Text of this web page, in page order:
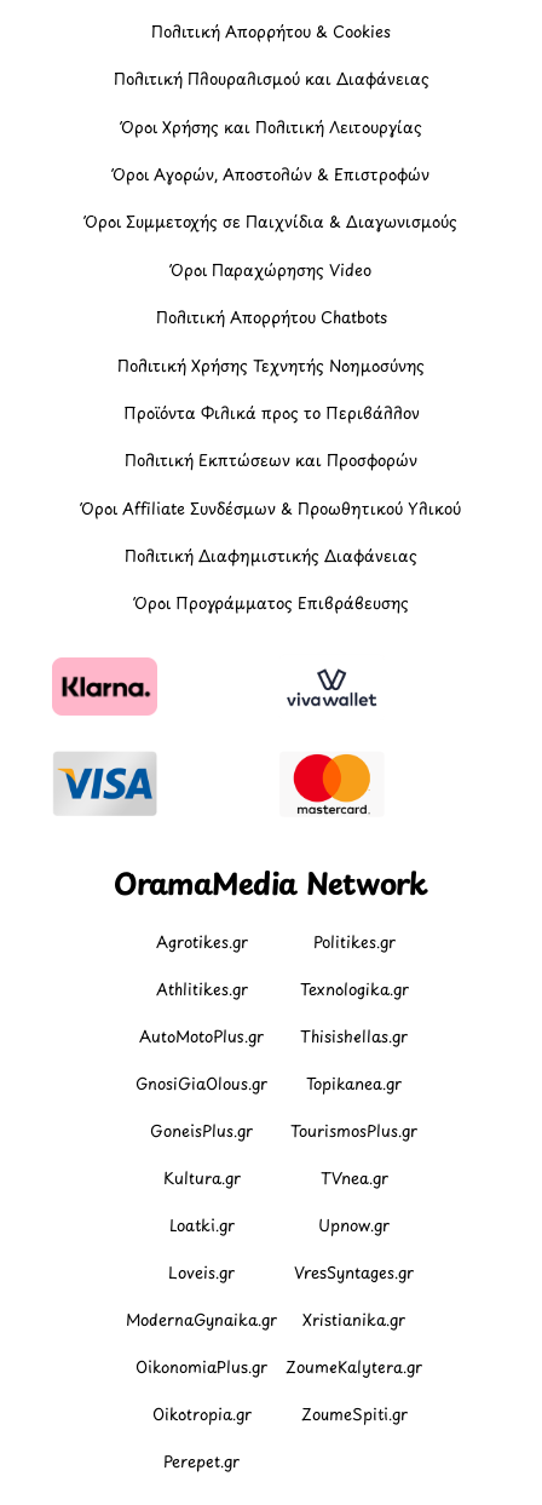
Πολιτική Απορρήτου & Cookies
Πολιτική Πλουραλισμού και Διαφάνειας
Όροι Χρήσης και Πολιτική Λειτουργίας
Όροι Αγορών, Αποστολών & Επιστροφών
Όροι Συμμετοχής σε Παιχνίδια & Διαγωνισμούς
Όροι Παραχώρησης Video
Πολιτική Απορρήτου Chatbots
Πολιτική Χρήσης Τεχνητής Νοημοσύνης
Προϊόντα Φιλικά προς το Περιβάλλον
Πολιτική Εκπτώσεων και Προσφορών
Όροι Affiliate Συνδέσμων & Προωθητικού Υλικού
Πολιτική Διαφημιστικής Διαφάνειας
Όροι Προγράμματος Επιβράβευσης
OramaMedia Network
Agrotikes.gr Politikes.gr
Athlitikes.gr Texnologika.gr
AutoMotoPlus.gr Thisishellas.gr
GnosiGiaOlous.gr Topikanea.gr
GoneisPlus.gr TourismosPlus.gr
Kultura.gr TVnea.gr
Loatki.gr Upnow.gr
Loveis.gr VresSyntages.gr
ModernaGynaika.gr Xristianika.gr
OikonomiaPlus.gr ZoumeKalytera.gr
Oikotropia.gr ZoumeSpiti.gr
Perepet.gr